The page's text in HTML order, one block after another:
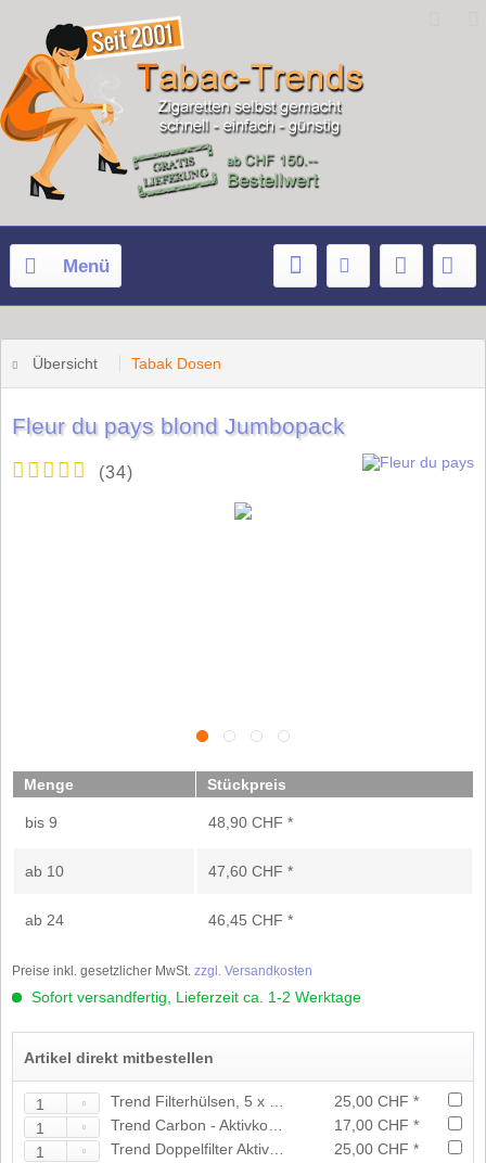
Menü
Übersicht Tabak Dosen
Fleur du pays blond Jumbopack
(34)
Menge Stückpreis
bis 9 48,90 CHF *
ab 10 47,60 CHF *
ab 24 46,45 CHF *
Preise inkl. gesetzlicher MwSt. zzgl. Versandkosten
Sofort versandfertig, Lieferzeit ca. 1-2 Werktage
Artikel direkt mitbestellen
25,00 CHF *
17,00 CHF *
25,00 CHF *